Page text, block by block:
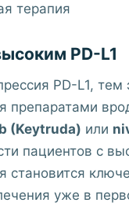
терапия
PD-L1
PD-L1, тем
препаратами
(Keytruda) или
пациентов с
становится
уже в